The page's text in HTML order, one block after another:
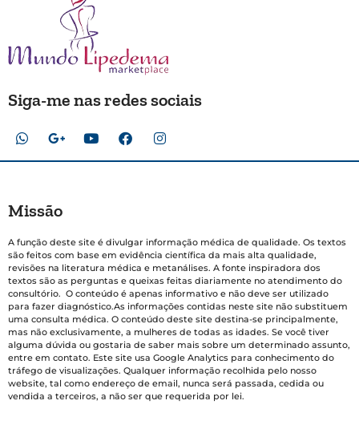
Siga-me nas redes sociais
Missão
A função deste site é divulgar informação médica de qualidade. Os textos
são feitos com base em evidência científica da mais alta qualidade,
revisões na literatura médica e metanálises. A fonte inspiradora dos
textos são as perguntas e queixas feitas diariamente no atendimento do
consultório. O conteúdo é apenas informativo e não deve ser utilizado
para fazer diagnóstico.As informações contidas neste site não substituem
uma consulta médica. O conteúdo deste site destina-se principalmente,
mas não exclusivamente, a mulheres de todas as idades. Se você tiver
alguma dúvida ou gostaria de saber mais sobre um determinado assunto,
entre em contato. Este site usa Google Analytics para conhecimento do
tráfego de visualizações. Qualquer informação recolhida pelo nosso
website, tal como endereço de email, nunca será passada, cedida ou
vendida a terceiros, a não ser que requerida por lei.